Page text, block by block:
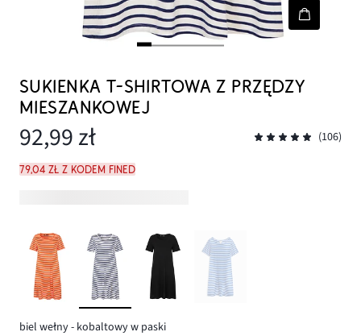
SUKIENKA T-SHIRTOWA Z PRZĘDZY
MIESZANKOWEJ
92,99 zł (106)
79,04 zł z kodem FINED
biel wełny - kobaltowy w paski